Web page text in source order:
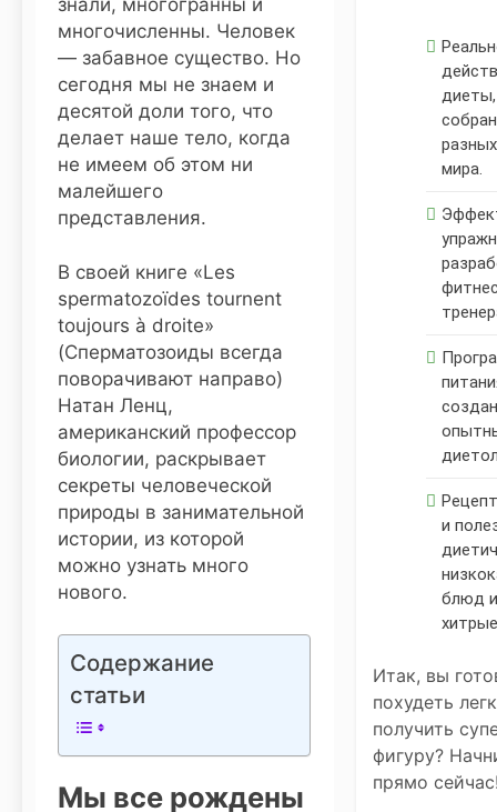
инсулинорезистентность
11 Месяцев Тому Назад
Рыбная диета
на 2 недели –
похудение на
5-10 кг на
12 Месяцев Тому
Назад
многочисленны. Человек
— забавное существо. Но
сегодня мы не знаем и
десятой доли того, что
делает наше тело, когда
не имеем об этом ни
малейшего
представления.
В своей книге «Les
spermatozoïdes tournent
toujours à droite»
(Сперматозоиды всегда
поворачивают направо)
Натан Ленц,
американский профессор
биологии, раскрывает
секреты человеческой
природы в занимательной
истории, из которой
можно узнать много
нового.
Содержание
статьи
Мы все рождены
диеты,
мира.
и
блюд
Итак, вы
похудеть
получить
фигуру?
прямо